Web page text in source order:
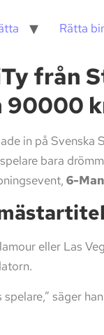
Rätta
från
in på Svenska
bara
6-
eller Las
säger